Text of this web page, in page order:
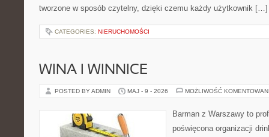
tworzone w sposób czytelny, dzięki czemu każdy użytkownik […]
CATEGORIES: NIERUCHOMOŚCI
WINA I WINNICE
POSTED BY ADMIN MAJ - 9 - 2026 MOŻLIWOŚĆ
Barman z Warszawy to
poświęcona organizacji